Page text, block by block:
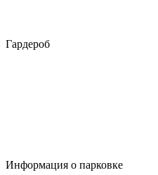
Гардероб
Информация о парковке